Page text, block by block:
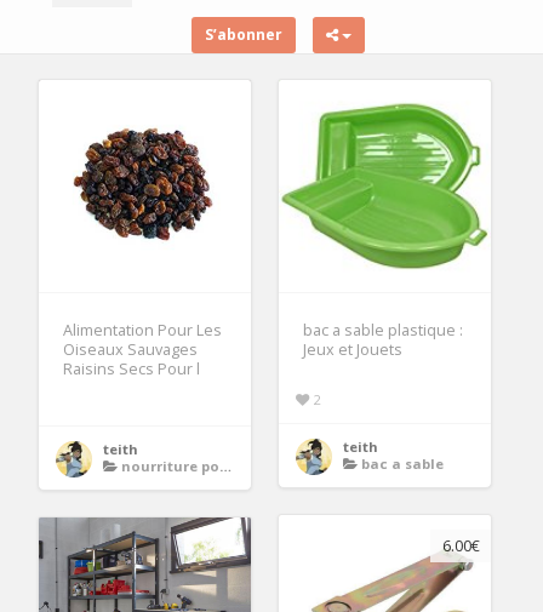
S’abonner
Alimentation Pour Les
Oiseaux Sauvages
Raisins Secs Pour l
teith
nourriture pour oiseaux
bac a sable plastique :
Jeux et Jouets
2
teith
bac a sable
6.00€